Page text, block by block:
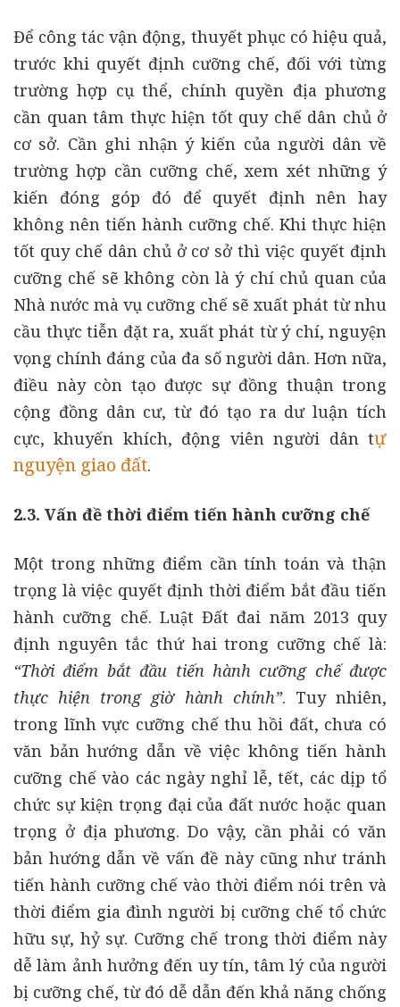
Để công tác vận động, thuyết phục có hiệu quả,
trước khi quyết định cưỡng chế, đối với từng
trường hợp cụ thể, chính quyền địa phương
cần quan tâm thực hiện tốt quy chế dân chủ ở
cơ sở. Cần ghi nhận ý kiến của người dân về
trường hợp cần cưỡng chế, xem xét những ý
kiến đóng góp đó để quyết định nên hay
không nên tiến hành cưỡng chế. Khi thực hiện
tốt quy chế dân chủ ở cơ sở thì việc quyết định
cưỡng chế sẽ không còn là ý chí chủ quan của
Nhà nước mà vụ cưỡng chế sẽ xuất phát từ nhu
cầu thực tiễn đặt ra, xuất phát từ ý chí, nguyện
vọng chính đáng của đa số người dân. Hơn nữa,
điều này còn tạo được sự đồng thuận trong
cộng đồng dân cư, từ đó tạo ra dư luận tích
cực, khuyến khích, động viên người dân tự
nguyện giao đất.
2.3. Vấn đề thời điểm tiến hành cưỡng chế
Một trong những điểm cần tính toán và thận
trọng là việc quyết định thời điểm bắt đầu tiến
hành cưỡng chế. Luật Đất đai năm 2013 quy
định nguyên tắc thứ hai trong cưỡng chế là:
“Thời điểm bắt đầu tiến hành cưỡng chế được
thực hiện trong giờ hành chính”. Tuy nhiên,
trong lĩnh vực cưỡng chế thu hồi đất, chưa có
văn bản hướng dẫn về việc không tiến hành
cưỡng chế vào các ngày nghỉ lễ, tết, các dịp tổ
chức sự kiện trọng đại của đất nước hoặc quan
trọng ở địa phương. Do vậy, cần phải có văn
bản hướng dẫn về vấn đề này cũng như tránh
tiến hành cưỡng chế vào thời điểm nói trên và
thời điểm gia đình người bị cưỡng chế tổ chức
hữu sự, hỷ sự. Cưỡng chế trong thời điểm này
dễ làm ảnh hưởng đến uy tín, tâm lý của người
bị cưỡng chế, từ đó dễ dẫn đến khả năng chống